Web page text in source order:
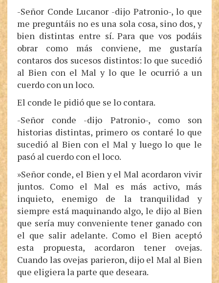
-Señor Conde Lucanor -dijo Patronio-, lo que
me preguntáis no es una sola cosa, sino dos, y
bien distintas entre sí. Para que vos podáis
obrar como más conviene, me gustaría
contaros dos sucesos distintos: lo que sucedió
al Bien con el Mal y lo que le ocurrió a un
cuerdo con un loco.
El conde le pidió que se lo contara.
-Señor conde -dijo Patronio-, como son
historias distintas, primero os contaré lo que
sucedió al Bien con el Mal y luego lo que le
pasó al cuerdo con el loco.
»Señor conde, el Bien y el Mal acordaron vivir
juntos. Como el Mal es más activo, más
inquieto, enemigo de la tranquilidad y
siempre está maquinando algo, le dijo al Bien
que sería muy conveniente tener ganado con
el que salir adelante. Como el Bien aceptó
esta propuesta, acordaron tener ovejas.
Cuando las ovejas parieron, dijo el Mal al Bien
que eligiera la parte que deseara.